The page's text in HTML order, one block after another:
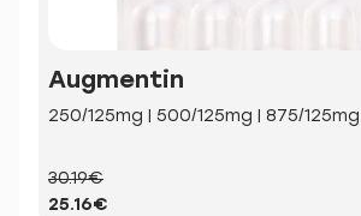
Augmentin
250/125mg | 500/125mg | 875/
30.19€
25.16€